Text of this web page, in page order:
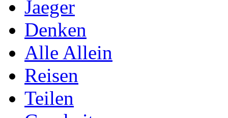
Jaeger
Denken
Alle Allein
Reisen
Teilen